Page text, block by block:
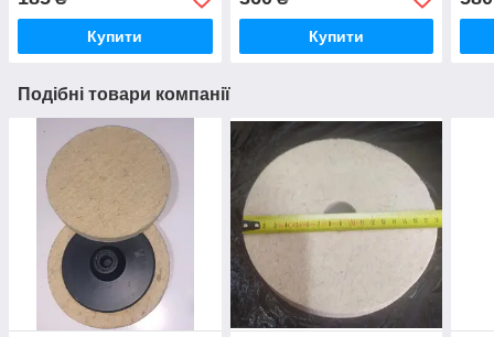
Купити Купити
Подібні товари компанії